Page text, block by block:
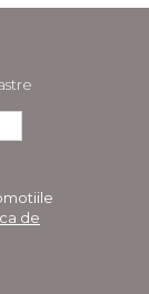
de